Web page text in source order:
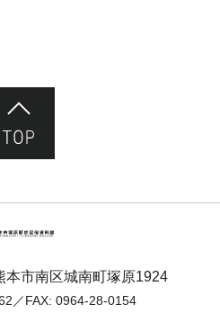
本市南区城南町塚原1924
／FAX: 0964-28-0154